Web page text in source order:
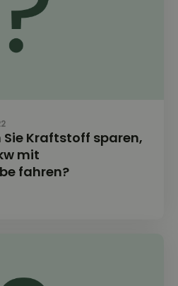
Kraftstoff sparen,
mit
fahren?